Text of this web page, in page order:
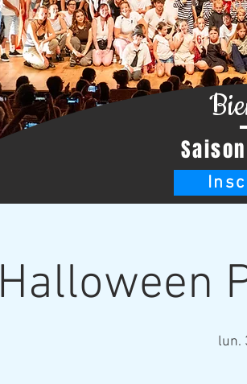
Halloween
lun.